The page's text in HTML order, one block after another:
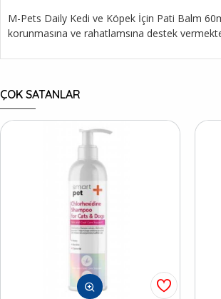
M-Pets Daily Kedi ve Köpek İçin Pati Balm
korunmasına ve rahatlamsına destek
ÇOK SATANLAR